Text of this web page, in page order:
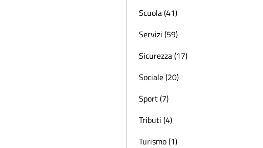
Scuola (41)
Servizi (59)
Sicurezza (17)
Sociale (20)
Sport (7)
Tributi (4)
Turismo (1)